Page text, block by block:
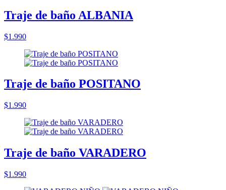
Traje de baño ALBANIA
$1.990
Traje de baño POSITANO
$1.990
Traje de baño VARADERO
$1.990